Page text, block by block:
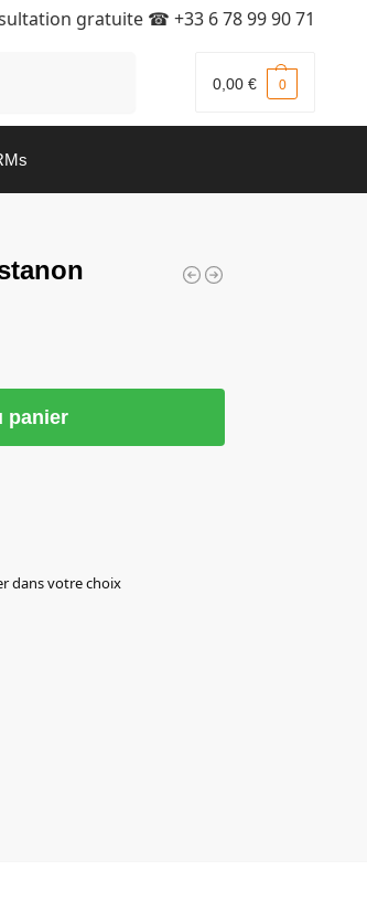
gratuite ☎ +33 6 78 99 90 71
0,00 € 0
panier
dans votre choix